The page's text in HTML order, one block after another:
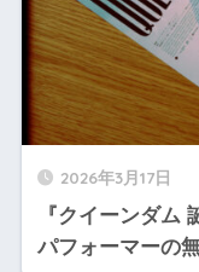
2026年3月17日
『クイーンダム
パフォーマーの